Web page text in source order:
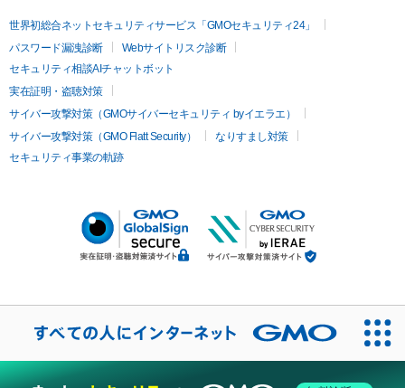
世界初総合ネットセキュリティサービス「GMOセキュリティ24」
パスワード漏洩診断
Webサイトリスク診断
セキュリティ相談AIチャットボット
実在証明・盗聴対策
サイバー攻撃対策（GMOサイバーセキュリティ byイエラエ）
サイバー攻撃対策（GMO Flatt Security）
なりすまし対策
セキュリティ事業の軌跡